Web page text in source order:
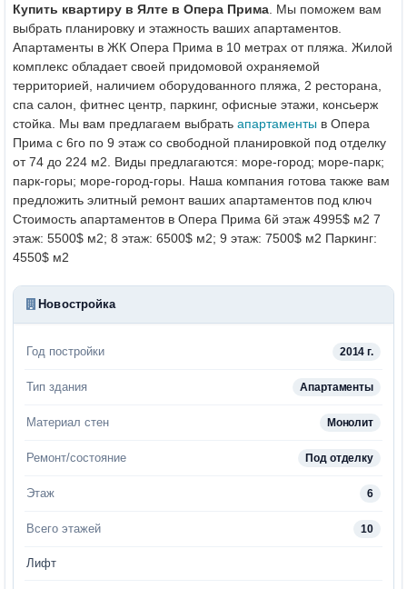
Купить квартиру в Ялте в Опера Прима . Мы поможем вам
выбрать планировку и этажность ваших апартаментов.
Апартаменты в ЖК Опера Прима в 10 метрах от пляжа. Жилой
комплекс обладает своей придомовой охраняемой
территорией, наличием оборудованного пляжа, 2 ресторана,
спа салон, фитнес центр, паркинг, офисные этажи, консьерж
стойка. Мы вам предлагаем выбрать апартаменты в Опера
Прима с 6го по 9 этаж со свободной планировкой под отделку
от 74 до 224 м2. Виды предлагаются: море-город; море-парк;
парк-горы; море-город-горы. Наша компания готова также вам
предложить элитный ремонт ваших апартаментов под ключ
Стоимость апартаментов в Опера Прима 6й этаж 4995$ м2 7
этаж: 5500$ м2; 8 этаж: 6500$ м2; 9 этаж: 7500$ м2 Паркинг:
4550$ м2
Новостройка
Год постройки 2014 г.
Тип здания Апартаменты
Материал стен Монолит
Ремонт/состояние Под отделку
Этаж 6
Всего этажей 10
Лифт